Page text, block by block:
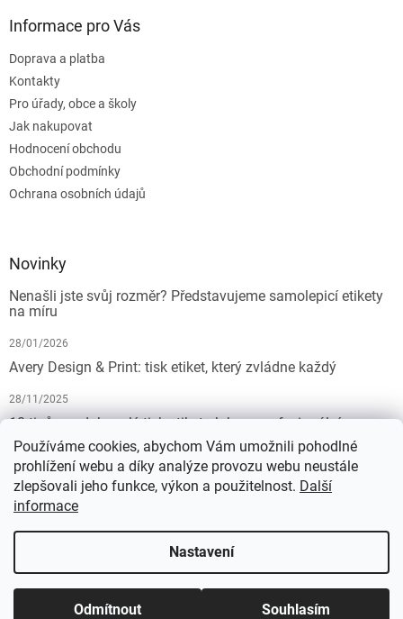
Používáme cookies, abychom Vám umožnili pohodlné
prohlížení webu a díky analýze provozu webu neustále
zlepšovali jeho funkce, výkon a použitelnost. Další
informace
Nastavení
Odmítnout Souhlasím
Informace pro Vás
Doprava a platba
Kontakty
Pro úřady, obce a školy
Jak nakupovat
Hodnocení obchodu
Obchodní podmínky
Ochrana osobních údajů
Novinky
Nenašli jste svůj rozměr? Představujeme samolepicí etikety
na míru
28/01/2026
Avery Design & Print: tisk etiket, který zvládne každý
28/11/2025
10 tipů pro dokonalý tisk etiket: Jak na profesionální
výsledek bez starostí
19/07/2025
Copyright 2026KALEDA, a.s. | etikety-stitky.cz. Všechna práva